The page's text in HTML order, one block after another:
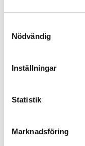
Nödvändig
Inställningar
Statistik
Marknadsföring